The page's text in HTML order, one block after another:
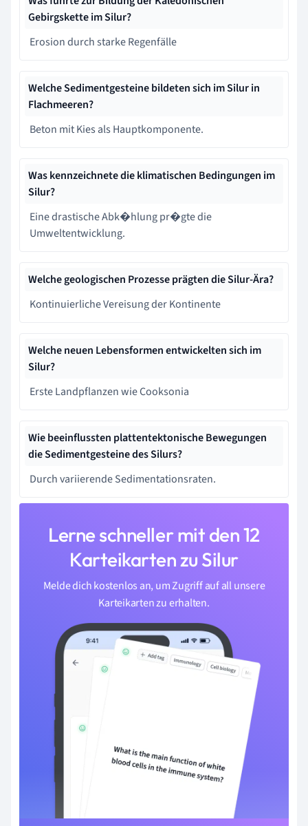
Gebirgskette im Silur?
Erosion durch starke Regenfälle
Welche Sedimentgesteine bildeten sich im Silur in
Flachmeeren?
Beton mit Kies als Hauptkomponente.
Was kennzeichnete die klimatischen Bedingungen im
Silur?
Eine drastische Abk�hlung pr�gte die
Umweltentwicklung.
Welche geologischen Prozesse prägten die Silur-Ära?
Kontinuierliche Vereisung der Kontinente
Welche neuen Lebensformen entwickelten sich im
Silur?
Erste Landpflanzen wie Cooksonia
Wie beeinflussten plattentektonische Bewegungen
die Sedimentgesteine des Silurs?
Durch variierende Sedimentationsraten.
Lerne schneller mit den 12
Karteikarten zu Silur
Melde dich kostenlos an, um Zugriff auf all unsere
Karteikarten zu erhalten.